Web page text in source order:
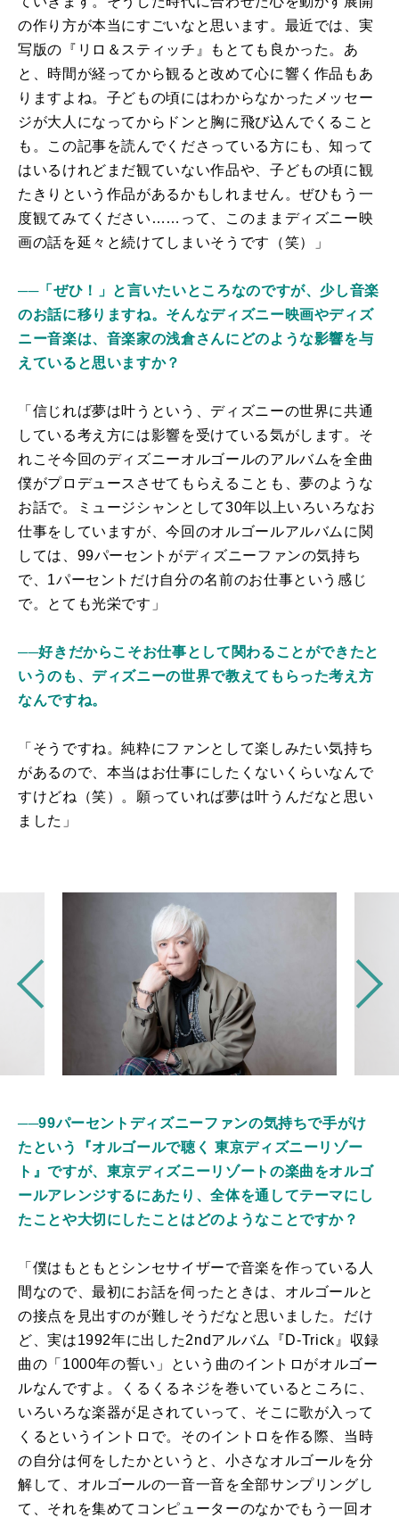
の作り方が本当にすごいなと思います。最近では、実
写版の『リロ＆スティッチ』もとても良かった。あ
と、時間が経ってから観ると改めて心に響く作品もあ
りますよね。子どもの頃にはわからなかったメッセー
ジが大人になってからドンと胸に飛び込んでくること
も。この記事を読んでくださっている方にも、知って
はいるけれどまだ観ていない作品や、子どもの頃に観
たきりという作品があるかもしれません。ぜひもう一
度観てみてください……って、このままディズニー映
画の話を延々と続けてしまいそうです（笑）」
──「ぜひ！」と言いたいところなのですが、少し音楽
のお話に移りますね。そんなディズニー映画やディズ
ニー音楽は、音楽家の浅倉さんにどのような影響を与
えていると思いますか？
「信じれば夢は叶うという、ディズニーの世界に共通
している考え方には影響を受けている気がします。そ
れこそ今回のディズニーオルゴールのアルバムを全曲
僕がプロデュースさせてもらえることも、夢のような
お話で。ミュージシャンとして30年以上いろいろなお
仕事をしていますが、今回のオルゴールアルバムに関
しては、99パーセントがディズニーファンの気持ち
で、1パーセントだけ自分の名前のお仕事という感じ
で。とても光栄です」
──好きだからこそお仕事として関わることができたと
いうのも、ディズニーの世界で教えてもらった考え方
なんですね。
「そうですね。純粋にファンとして楽しみたい気持ち
があるので、本当はお仕事にしたくないくらいなんで
すけどね（笑）。願っていれば夢は叶うんだなと思い
ました」
──99パーセントディズニーファンの気持ちで手がけ
たという『オルゴールで聴く 東京ディズニーリゾー
ト』ですが、東京ディズニーリゾートの楽曲をオルゴ
ールアレンジするにあたり、全体を通してテーマにし
たことや大切にしたことはどのようなことですか？
「僕はもともとシンセサイザーで音楽を作っている人
間なので、最初にお話を伺ったときは、オルゴールと
の接点を見出すのが難しそうだなと思いました。だけ
ど、実は1992年に出した2ndアルバム『D-Trick』収録
曲の「1000年の誓い」という曲のイントロがオルゴー
ルなんですよ。くるくるネジを巻いているところに、
いろいろな楽器が足されていって、そこに歌が入って
くるというイントロで。そのイントロを作る際、当時
の自分は何をしたかというと、小さなオルゴールを分
解して、オルゴールの一音一音を全部サンプリングし
て、それを集めてコンピューターのなかでもう一回オ